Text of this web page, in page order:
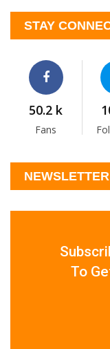
STAY
50.2 k
Fans
NEWSLETTER
To